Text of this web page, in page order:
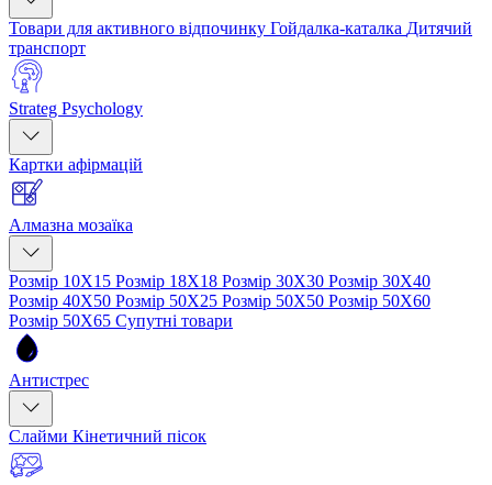
Товари для активного відпочинку Гойдалка-каталка Дитячий
транспорт
Strateg Psychology
Картки афірмацій
Алмазна мозаїка
Розмір 10Х15 Розмір 18Х18 Розмір 30Х30 Розмір 30Х40
Розмір 40Х50 Розмір 50Х25 Розмір 50Х50 Розмір 50Х60
Розмір 50Х65 Супутні товари
Антистрес
Слайми Кінетичний пісок